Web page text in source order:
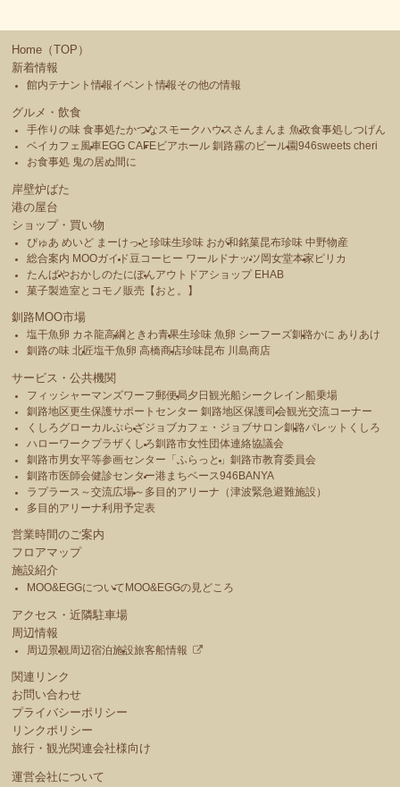
Home（TOP）
新着情報
館内テナント情報イベント情報その他の情報
グルメ・飲食
手作りの味 食事処たかつな スモークハウス さんまんま 魚政食事処しつげん
ベイカフェ風車EGG CAFEビアホール 釧路霧のビール園946sweets cheri
お食事処 鬼の居ぬ間に
岸壁炉ばた
港の屋台
ショップ・買い物
ぴゅあ めいど まーけっと珍味生珍味 おが和銘菓昆布珍味 中野物産
総合案内 MOOガイド豆コーヒー ワールドナッツ 岡女堂本家 ピリカ
たんばやおかしのたにぽんアウトドアショップ EHAB
菓子製造室とコモノ販売【おと。】
釧路MOO市場
塩干魚卵 カネ龍高綱 ときわ青果生珍味 魚卵 シーフーズ釧路かに ありあけ
釧路の味 北匠塩干魚卵 高橋商店珍味昆布 川島商店
サービス・公共機関
フィッシャーマンズワーフ郵便局夕日観光船シークレイン船乗場
釧路地区更生保護サポートセンター 釧路地区保護司会観光交流コーナー
くしろグローカルぷらざジョブカフェ・ジョブサロン釧路パレットくしろ
ハローワークプラザくしろ釧路市女性団体連絡協議会
釧路市男女平等参画センター「ふらっと」釧路市教育委員会
釧路市医師会健診センター港まちベース946BANYA
ラプラース～交流広場～ 多目的アリーナ（津波緊急避難施設）
多目的アリーナ利用予定表
営業時間のご案内
フロアマップ
施設紹介
MOO&EGGについて MOO&EGGの見どころ
アクセス・近隣駐車場
周辺情報
周辺景観 周辺宿泊施設旅客船情報
関連リンク
お問い合わせ
プライバシーポリシー
リンクポリシー
旅行・観光関連会社様向け
運営会社について